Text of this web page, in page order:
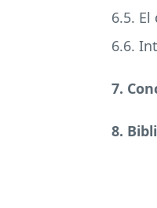
6.5.
6.6.
7.
8.